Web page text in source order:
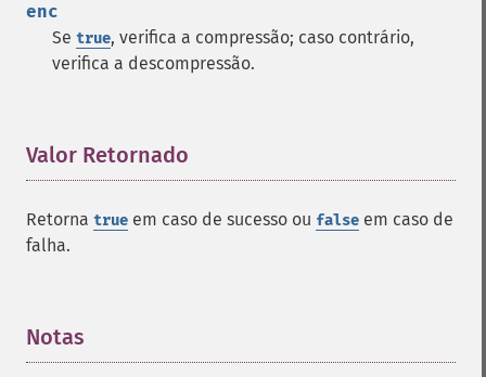
enc
Se true, verifica a compressão; caso contrário,
verifica a descompressão.
Valor Retornado
Retorna true em caso de sucesso ou false em caso de
falha.
Notas